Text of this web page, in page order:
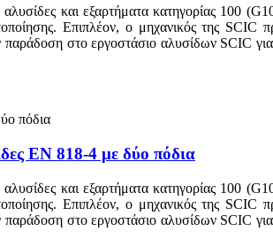
και εξαρτήματα κατηγορίας 100
Επιπλέον, ο μηχανικός της SCIC
παράδοση στο εργοστάσιο αλυσίδων SCIC
EN 818-4 με δύο πόδια
και εξαρτήματα κατηγορίας 100
Επιπλέον, ο μηχανικός της SCIC
παράδοση στο εργοστάσιο αλυσίδων SCIC